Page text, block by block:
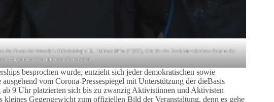
der Nestor der deutschen Mikrobiologie Dr, Hellmut Hahn (*1937), Gründer des Koch-Metschnikow-Forums für
Zusammenarbeit im Gesundheitswesen.
besprochen wurde, entzieht sich jeder demokratischen sowie
vom Corona-Pressespiegel mit Unterstützung der dieBasis
9 Uhr platzierten sich bis zu zwanzig Aktivistinnen und Aktivisten
kleines Gegengewicht zum offiziellen Bild der Veranstaltung, denn es gehe